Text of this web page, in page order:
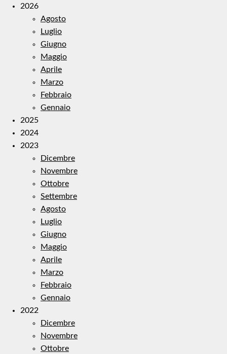
2026
Agosto
Luglio
Giugno
Maggio
Aprile
Marzo
Febbraio
Gennaio
2025
2024
2023
Dicembre
Novembre
Ottobre
Settembre
Agosto
Luglio
Giugno
Maggio
Aprile
Marzo
Febbraio
Gennaio
2022
Dicembre
Novembre
Ottobre